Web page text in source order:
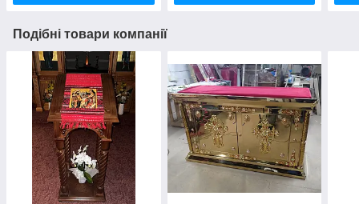
Подібні товари компанії